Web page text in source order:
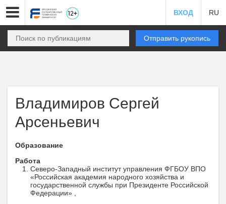
ВХОД RU
Отправить рукопись
Владимиров Сергей
Арсеньевич
Образование
Работа
Северо-Западный институт управления ФГБОУ ВПО
«Российская академия народного хозяйства и
государственной службы при Президенте Российской
Федерации» ,